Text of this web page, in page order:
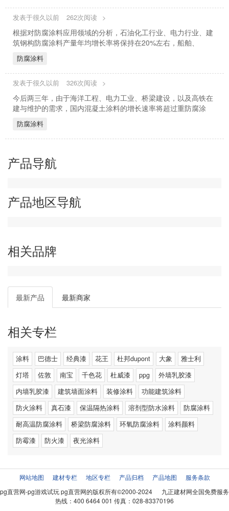
发表于很久以前 262次阅读 >
根据对防腐涂料应用领域的分析，石油化工行业、电力行业、建
筑钢构防腐涂料产量年均增长率将保持在20%左右，船舶、
防腐涂料
发表于很久以前 326次阅读 >
今后两三年，由于海洋工程、电力工业、桥梁建设，以及高铁在
建与维护的需求，国内混凝土涂料的增长速率将超过重防腐涂
防腐涂料
产品导航
产品地区导航
相关品牌
最新产品 最新商家
相关专栏
涂料 巴德士 经典漆 花王 杜邦dupont 大象
雅士利
灯塔
佐敦 南宝 千色花 杜威漆 ppg
外墙乳胶漆
内墙乳胶漆
建筑墙面涂料 装修涂料
功能建筑涂料
防火涂料
真石漆 保温隔热涂料 溶剂型防水涂料
防腐涂料
耐高温防腐涂料
桥梁防腐涂料 环氧防腐涂料
涂料颜料
防霉漆
防火漆 夜光涂料
网站地图 建材专栏 地区专栏 产品归档 产品地图
服务条款
pg直营网-pg游戏试玩pg直营网的版权所有©2000-2024 九正建材网全国免费服务
热线：400 6464 001 传真：028-83370196